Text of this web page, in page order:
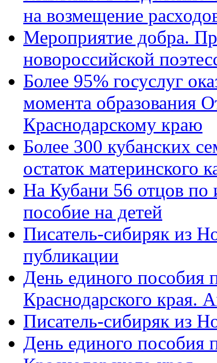
на возмещение
Мероприятие добра.
новороссийской
Более 95% госуслуг
момента образования
Краснодарскому краю
Более 300 кубанских
остаток материнского
На Кубани 56 отцов по
пособие на детей
Писатель-сибиряк из
публикации
День единого пособия
Краснодарского края.
Писатель-сибиряк из
День единого пособия